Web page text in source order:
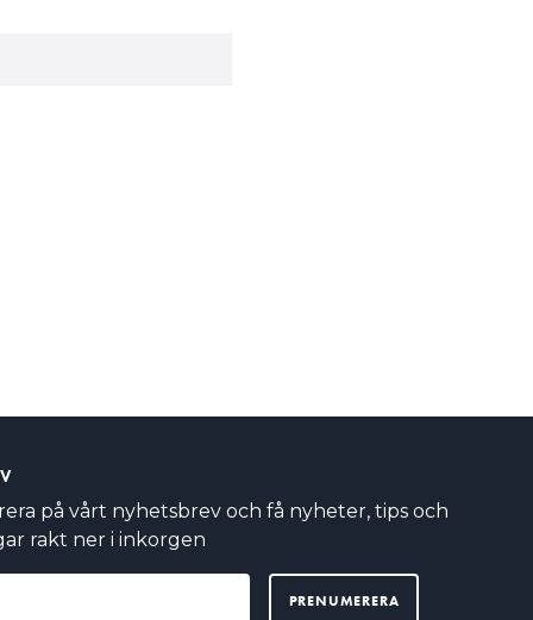
på vårt nyhetsbrev och få nyheter, tips och
rakt ner i inkorgen